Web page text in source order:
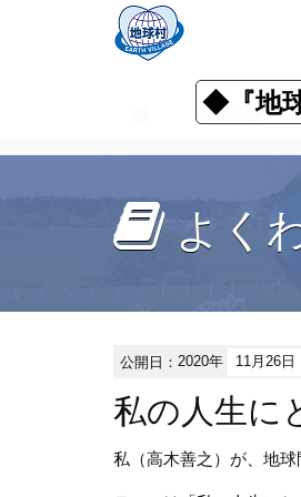
◆『地
お知らせ
よく
公開日：2020年 11月26日
私の人生に
私（高木善之）が、地